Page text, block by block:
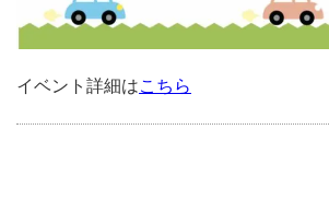
イベント詳細はこちら